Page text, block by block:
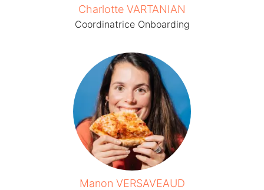
Charlotte VARTANIAN
Coordinatrice Onboarding
Manon VERSAVEAUD